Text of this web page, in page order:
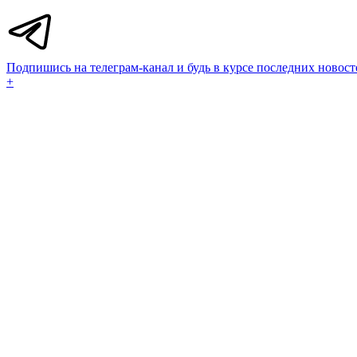
Подпишись на телеграм-канал и будь в курсе последних
+